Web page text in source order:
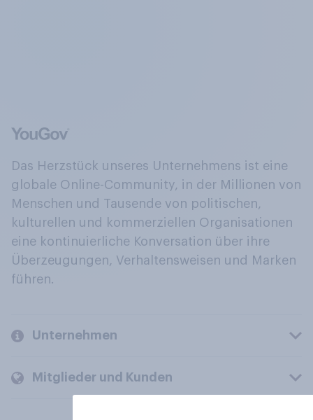
Das Herzstück unseres Unternehmens ist eine
globale Online-Community, in der Millionen von
Menschen und Tausende von politischen,
kulturellen und kommerziellen Organisationen
eine kontinuierliche Konversation über ihre
Überzeugungen, Verhaltensweisen und Marken
führen.
Unternehmen
Mitglieder und Kunden